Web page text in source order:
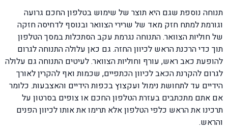
תנוחה נוספת שגם היא תוצר של שימוש בטלפון החכם גרועה
וגורמת למתח חזק מאד של שרירי הצוואר ובנוסף לדחיסה חזקה
של חוליות הצוואר. התנוחה נגרמת עקב הסתכלות במסך הטלפון
תוך כדי הרכנת הראש לכיוון החזה. גם כאן עלולה התנוחה לגרום
להופעת כאב ראש, עורף וחוליות הצוואר. לעיטים התנוחה גם עלולה
לגרום להקרנת הכאב לכיוון הכתפיים, שכמות ואף להקרין לאורך
הידיים עד לתחושת נימול ועקצוץ בכפות הידיים והאצבעות. כלומר
אם אתם מתכתבים בעזרת הטלפון החכם או צופים בסרטון על
תרכינו את הראש כלפי הטלפון אלא תרימו את אותו לכיוון הפנים
והראש.